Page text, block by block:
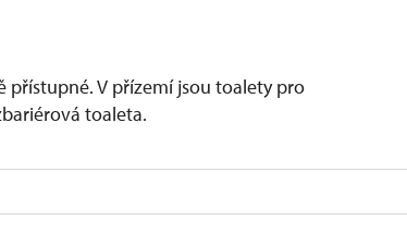
přístupné. V přízemí jsou toalety pro
toaleta.